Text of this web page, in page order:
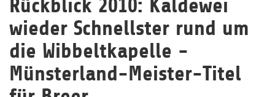
Rückblick 2010: Kaldewei
wieder Schnellster rund um
die Wibbeltkapelle -
Münsterland-Meister-Titel